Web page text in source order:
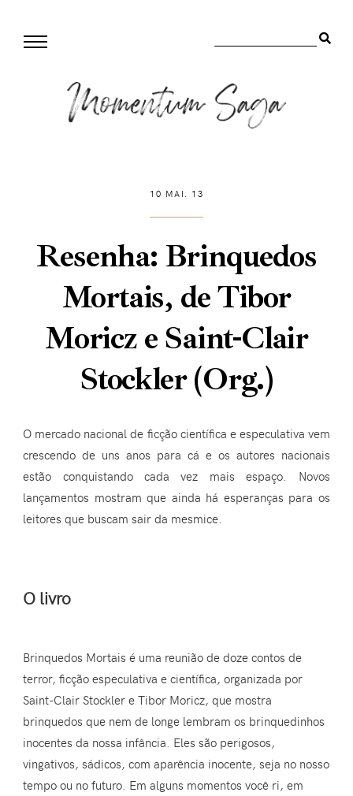
10 MAI. 13
Resenha: Brinquedos
Mortais, de Tibor
Moricz e Saint-Clair
Stockler (Org.)
O mercado nacional de ficção científica e especulativa vem
crescendo de uns anos para cá e os autores nacionais
estão conquistando cada vez mais espaço. Novos
lançamentos mostram que ainda há esperanças para os
leitores que buscam sair da mesmice.
O livro
Brinquedos Mortais é uma reunião de doze contos de
terror, ficção especulativa e científica, organizada por
Saint-Clair Stockler e Tibor Moricz, que mostra
brinquedos que nem de longe lembram os brinquedinhos
inocentes da nossa infância. Eles são perigosos,
vingativos, sádicos, com aparência inocente, seja no nosso
tempo ou no futuro. Em alguns momentos você ri, em